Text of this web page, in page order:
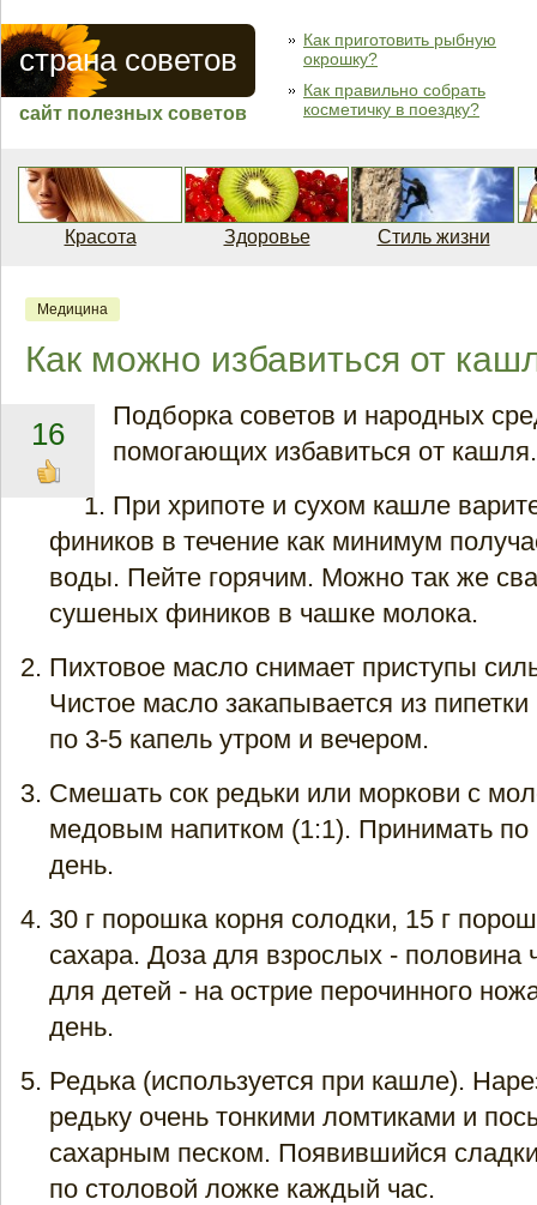
страна советов
сайт полезных советов
Как приготовить рыбную
окрошку?
Как правильно собрать
косметичку в поездку?
Красота Здоровье Стиль жизни
Медицина
Как можно избавиться от
16
Подборка советов и народных
помогающих избавиться от кашля.
При хрипоте и сухом кашле
фиников в течение как минимум
воды. Пейте горячим. Можно так же
сушеных фиников в чашке молока.
Пихтовое масло снимает приступы
Чистое масло закапывается из
по 3-5 капель утром и вечером.
Смешать сок редьки или моркови с
медовым напитком (1:1). Принимать по
день.
30 г порошка корня солодки, 15 г
сахара. Доза для взрослых - половина
для детей - на острие перочинного
день.
Редька (используется при кашле).
редьку очень тонкими ломтиками и
сахарным песком. Появившийся
по столовой ложке каждый час.